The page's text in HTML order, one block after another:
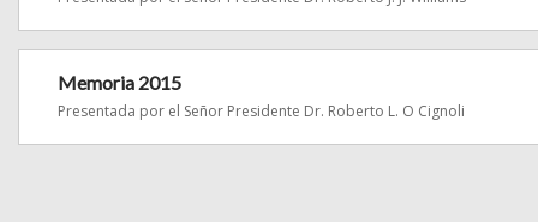
Memoria 2015
Presentada por el Señor Presidente Dr. Roberto L. O Cignoli